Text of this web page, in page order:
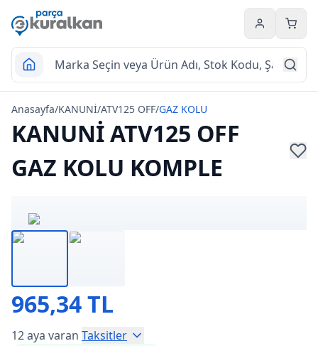
Hesabım
Anasayfa/KANUNİ/ATV125 OFF/GAZ KOLU
KANUNİ ATV125 OFF
GAZ KOLU KOMPLE
965,34 TL
12 aya varan Taksitler